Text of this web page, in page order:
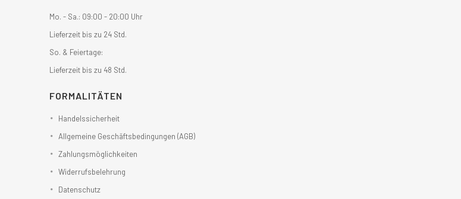
Mo. - Sa.: 09:00 - 20:00 Uhr
Lieferzeit bis zu 24 Std.
So. & Feiertage:
Lieferzeit bis zu 48 Std.
FORMALITÄTEN
Handelssicherheit
Allgemeine Geschäftsbedingungen (AGB)
Zahlungsmöglichkeiten
Widerrufsbelehrung
Datenschutz